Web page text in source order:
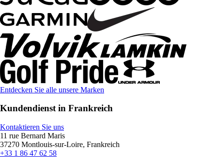
Entdecken Sie alle unsere Marken
Kundendienst in Frankreich
Kontaktieren Sie uns
11 rue Bernard Maris
37270 Montlouis-sur-Loire, Frankreich
+33 1 86 47 62 58